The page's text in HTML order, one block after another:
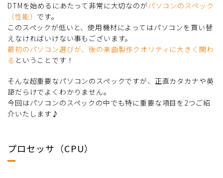
DTMを始めるにあたって非常に大切なのがパソコンのスペック
（性能） です。
このスペックが低いと、使用機材によってはパソコンを買い替
えなければいけない事もございます。
最初のパソコン選びが、後の楽曲製作クオリティに大きく関わ
る ということです！
そんな超重要なパソコンのスペックですが、正直カタカナや英
語だらけでよくわかりません。
今回はパソコンのスペックの中でも特に重要な項目を2つご紹
介いたします♪
プロセッサ（CPU）